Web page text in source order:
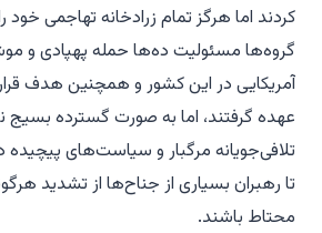
کردند اما هرگز تمام زرادخانه تهاجمی خود
گروه‌ها مسئولیت ده‌ها حمله پهپادی و
آمریکایی در این کشور و همچنین هدف
عهده گرفتند، اما به صورت گسترده
تلافی‌جویانه مرگبار و سیاست‌های
تا رهبران بسیاری از جناح‌ها از تشدید
محتاط باشند.